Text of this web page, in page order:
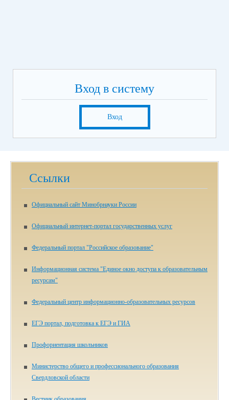
Вход в систему
Вход
Ссылки
Официальный сайт Минобрнауки России
Официальный интернет-портал государственных услуг
Федеральный портал "Российское образование"
Информационная система "Единое окно доступа к образовательным
ресурсам"
Федеральный центр информационно-образовательных ресурсов
ЕГЭ портал, подготовка к ЕГЭ и ГИА
Профориентация школьников
Министерство общего и профессионального образования
Свердловской области